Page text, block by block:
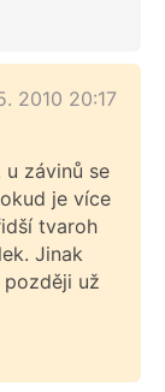
2010 20:17
u závinů se
je více
tvaroh
Jinak
už